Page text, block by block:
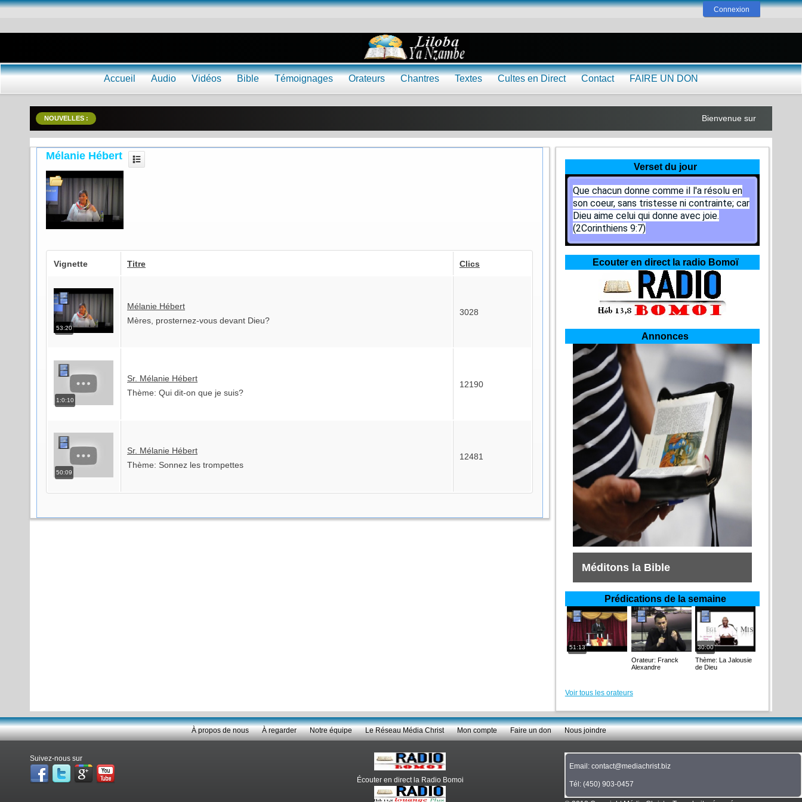
Connexion
Accueil Audio Vidéos Bible Témoignages Orateurs Chantres Textes Cultes en Direct Contact FAIRE UN DON
NOUVELLES : Bienvenue sur
Mélanie Hébert
Vignette Titre Clics
53:20
Mélanie Hébert
Mères, prosternez-vous devant Dieu?
3028
1:0:10
Sr. Mélanie Hébert
Thème: Qui dit-on que je suis?
12190
50:09
Sr. Mélanie Hébert
Thème: Sonnez les trompettes
12481
Verset du jour
Que chacun donne comme il l'a résolu en
son coeur, sans tristesse ni contrainte; car
Dieu aime celui qui donne avec joie.
(2Corinthiens 9:7)
Ecouter en direct la radio Bomoï
Annonces
Méditons la Bible
Prédications de la semaine
51:13
Orateur: Franck
Alexandre
30:00
Thème: La Jalousie
de Dieu
Voir tous les orateurs
À propos de nous À regarder Notre équipe Le Réseau Média Christ Mon compte Faire un don Nous joindre
Suivez-nous sur
Écouter en direct la Radio Bomoi
Email: contact@mediachrist.biz
Tél: (450) 903-0457